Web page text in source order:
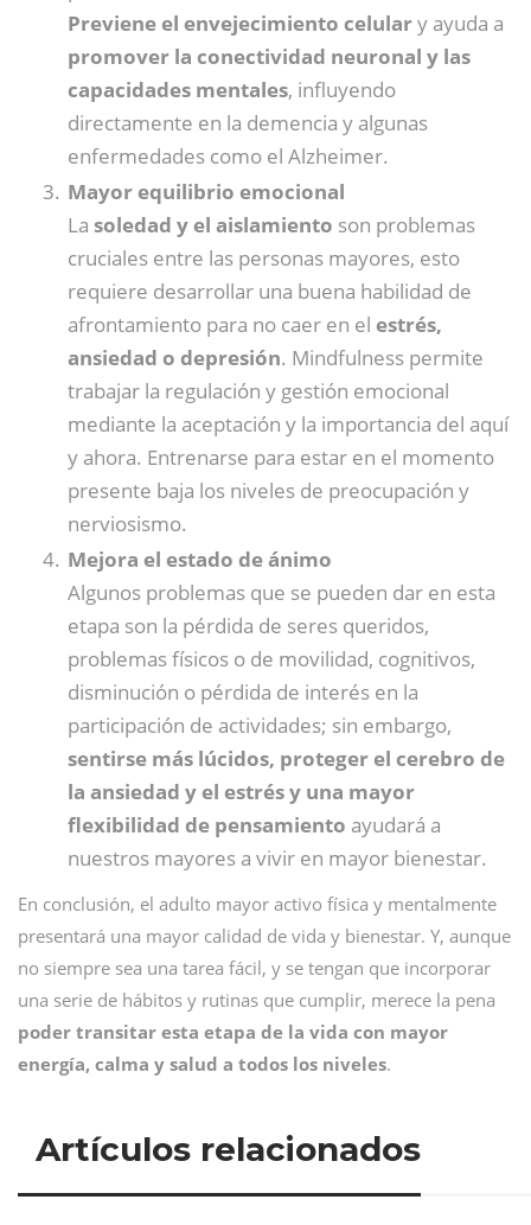
Previene el envejecimiento celulary ayuda a
promover la conectividad neuronal y las
capacidades mentales, influyendo
directamente en la demencia y algunas
enfermedades como el Alzheimer.
Mayor equilibrio emocional
La soledad y el aislamiento son problemas
cruciales entre las personas mayores, esto
requiere desarrollar una buena habilidad de
afrontamiento para no caer en el estrés,
ansiedad o depresión. Mindfulness permite
trabajar la regulación y gestión emocional
mediante la aceptación y la importancia del aquí
y ahora. Entrenarse para estar en el momento
presente baja los niveles de preocupación y
nerviosismo.
Mejora el estado de ánimo
Algunos problemas que se pueden dar en esta
etapa son la pérdida de seres queridos,
problemas físicos o de movilidad, cognitivos,
disminución o pérdida de interés en la
participación de actividades; sin embargo,
sentirse más lúcidos, proteger el cerebro de
la ansiedad y el estrés y una mayor
flexibilidad de pensamiento ayudará a
nuestros mayores a vivir en mayor bienestar.
En conclusión, el adulto mayor activo física y mentalmente
presentará una mayor calidad de vida y bienestar. Y, aunque
no siempre sea una tarea fácil, y se tengan que incorporar
una serie de hábitos y rutinas que cumplir, merece la pena
poder transitar esta etapa de la vida con mayor
energía, calma y salud a todos los niveles.
Artículos relacionados